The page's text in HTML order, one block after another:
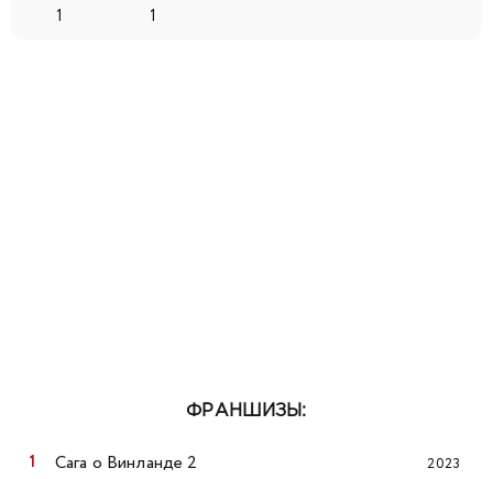
1 1
ФРАНШИЗЫ:
Сага о Винланде 2 2023